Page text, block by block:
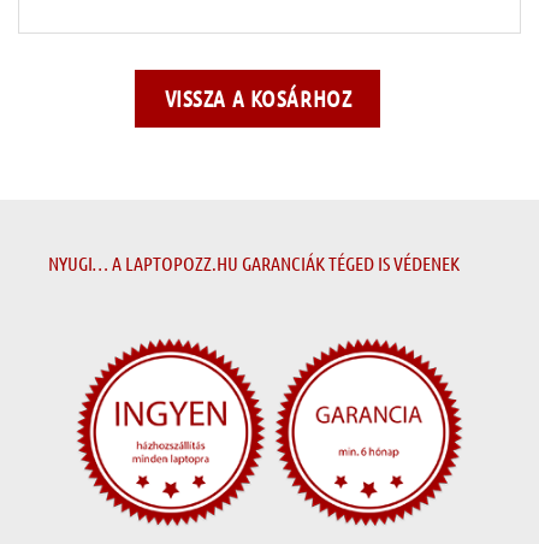
VISSZA A KOSÁRHOZ
NYUGI… A LAPTOPOZZ.HU GARANCIÁK TÉGED IS VÉDENEK